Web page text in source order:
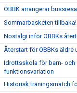
OBBK arrangerar
Sommarbasketen tillbaka!
Nostalgi inför OBBKs
Återstart för OBBKs äldre
Idrottsskola för barn- och
funktionsvariation
Historisk träningsmatch